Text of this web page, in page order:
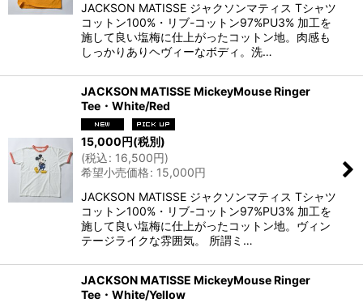
JACKSON MATISSE ジャクソンマティス Tシャツ
コットン100%・リブ-コットン97%PU3% 加工を
施して良い塩梅に仕上がったコットン地。肉感も
しっかりありヘヴィーなボディ。洗…
JACKSON MATISSE MickeyMouse Ringer
Tee・White/Red
15,000円(税別)
(税込: 16,500円)
希望小売価格: 15,000円
JACKSON MATISSE ジャクソンマティス Tシャツ
コットン100%・リブ-コットン97%PU3% 加工を
施して良い塩梅に仕上がったコットン地。ヴィン
テージライクな雰囲気。 所謂ミ…
JACKSON MATISSE MickeyMouse Ringer
Tee・White/Yellow